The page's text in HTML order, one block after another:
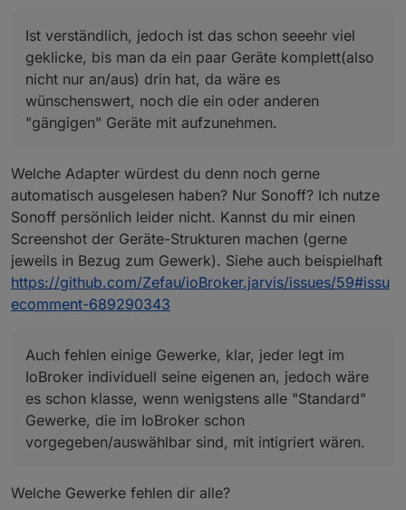
Scheint irgendwas an meiner Konfig zu sein. Bzw,
manuell konfiguriert habe ich nichts.
das mag durchaus sein, jedoch wenn man die
verschiedensten Adapter laufen hat/testet, muss man
sich dennoch bei einigen Sachen erstmal rein
denken/umstellen, mit paar Info's lesen, hier und da
einfach ausprobieren um zu sehen was passiert/sich
wie verändert,...
nach ner gewissen Zeit, kommt man dann schon rein.
Verbesserungsvorschläge/Ideen werden dann
eventuell kommen, wenn man mal dahinter gestiegen
ist, wie alles genau funktioniert und zusammen
hängt.
@Zefausagte injarvis - just another remarkable vis
Request bei Github auf, dann plane ich das ein.
Für den Moment würde ich aber
Funktionalitäten ausbauen wollen (mehr
Module).
Ist verständlich, jedoch ist das schon seeehr viel
geklicke, bis man da ein paar Gerätekomplett(also
nicht nur an/aus) drin hat, da wäre es
wünschenswert, noch die ein oder anderen
" gängigen " Geräte mit aufzunehmen.
Auch fehlen einige Gewerke, klar, jeder legt im
IoBroker individuell seine eigenen an, jedoch wäre
es schon klasse, wenn wenigstens alle "Standard"
Gewerke, die im IoBroker schon
vorgegeben/auswählbar sind, mit intigriert wären.
Bzw mal dumm gefragt, gäbe es keine Möglichkeit,
das Gewerke automatisch ausgelesen werden?
Ist verständlich, jedoch ist das schon seeehr viel
geklicke, bis man da ein paar Geräte komplett(also
nicht nur an/aus) drin hat, da wäre es
wünschenswert, noch die ein oder anderen
"gängigen" Geräte mit aufzunehmen.
Welche Adapter würdest du denn noch gerne
automatisch ausgelesen haben? Nur Sonoff? Ich nutze
Sonoff persönlich leider nicht. Kannst du mir einen
Screenshot der Geräte-Strukturen machen (gerne
jeweils in Bezug zum Gewerk). Siehe auch beispielhaft
https://github.com/Zefau/ioBroker.jarvis/issues/59#issu
ecomment-689290343
Auch fehlen einige Gewerke, klar, jeder legt im
IoBroker individuell seine eigenen an, jedoch wäre
es schon klasse, wenn wenigstens alle "Standard"
Gewerke, die im IoBroker schon
vorgegeben/auswählbar sind, mit intigriert wären.
Welche Gewerke fehlen dir alle?